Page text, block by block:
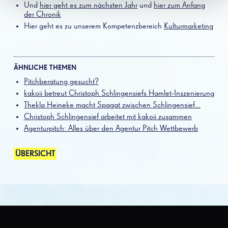
Und hier geht es zum nächsten Jahr und hier zum Anfang
der Chronik
Hier geht es zu unserem Kompetenzbereich Kulturmarketing
ÄHNLICHE THEMEN
Pitchberatung gesucht?
kakoii betreut Christoph Schlingensiefs Hamlet-Inszenierung
Thekla Heineke macht Spagat zwischen Schlingensief…
Christoph Schlingensief arbeitet mit kakoii zusammen
Agenturpitch: Alles über den Agentur Pitch Wettbewerb
ÜBERSICHT